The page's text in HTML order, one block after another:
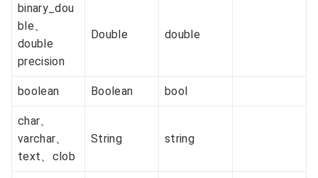
binary_dou
ble、
double
precision
Double double
boolean Boolean bool
char、
varchar、
text、clob
String string